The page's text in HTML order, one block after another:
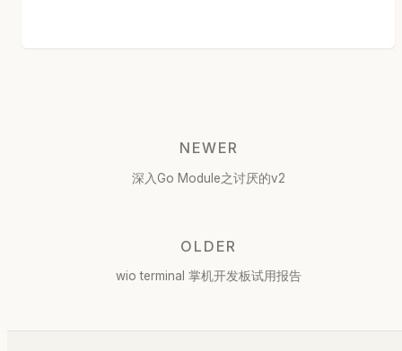
NEWER
深入Go Module之讨厌的v2
OLDER
wio terminal 掌机开发板试用报告